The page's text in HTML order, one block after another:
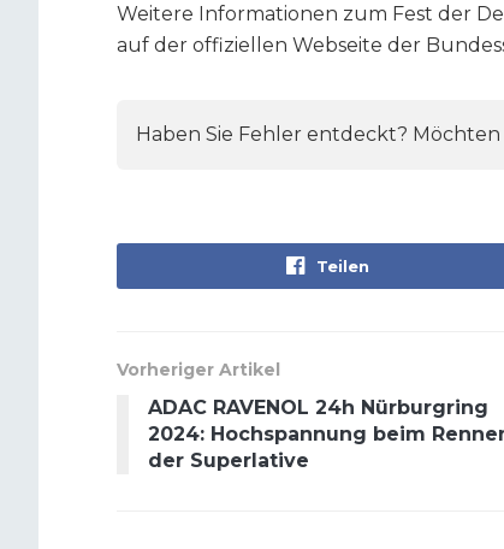
Weitere Informationen zum Fest der
auf der offiziellen Webseite der
Haben Sie Fehler entdeckt? Möchten
Teilen
Vorheriger Artikel
ADAC RAVENOL 24h Nürburgring
2024: Hochspannung beim
der Superlative